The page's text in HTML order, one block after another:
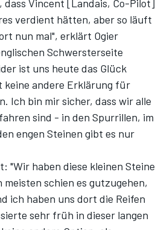
dass Vincent [Landais, Co-Pilot]
verdient hätten, aber so läuft
nun mal", erklärt Ogier
Schwersterseite
ist uns heute das Glück
keine andere Erklärung für
Ich bin mir sicher, dass wir alle
sind - in den Spurrillen, im
engen Steinen gibt es nur
"Wir haben diese kleinen Steine
meisten schien es gutzugehen,
ich haben uns dort die Reifen
sehr früh in dieser langen